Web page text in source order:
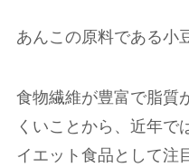
あんこの原料である小
食物繊維が豊富で脂質
くいことから、近年で
イエット食品として注